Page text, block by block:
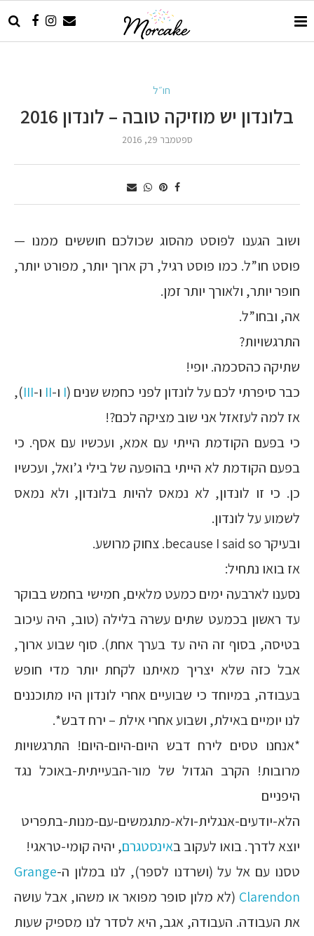
חו״ל
בלונדון יש מוזיקה טובה – לונדון 2016
ספטמבר 29, 2016
ושוב הגענו לפוסט מהסוג שכולכם חוששים ממנו —
פוסט חו”ל. כמו פוסט רגיל, רק ארוך יותר, מפורט יותר,
חופר יותר, ולאורך יותר זמן.
אה, ובחו”ל.
התרגשויות?
שתיקה כהסכמה. יופי!
כבר סיפרתי לכם על לונדון לפני כחמש שנים (I ו-II ו-III
),
אז למה לעזאזל אני שוב מציקה לכם?!
כי בפעם הקודמת הייתי עם אמא, ועכשיו עם אסף. כי
בפעם הקודמת לא הייתי בהופעה של בילי ג’ואל, ועכשיו
כן. כי זו לונדון, לא נמאס להיות בלונדון, ולא נמאס
לשמוע על לונדון.
ובעיקר because I said so. צחוק מרושע.
אז בואו נתחיל:
נסענו לארבעה ימים כמעט מלאים, חמישי בחמש בבוקר
עד ראשון בכמעט שתים עשרה בלילה (טוב, היה עיכוב
בטיסה, בסוף זה היה עד בערך אחת). סוף שבוע ארוך,
אבל כזה שלא יצריך מאיתנו לקחת יותר מדי חופש
בעבודה, במיוחד כי שבועיים אחרי לונדון היו מתוכננים
לנו יומיים באילת, ושבוע אחרי אילת – ירח דבש*.
*אנחנו טסים לירח דבש היום-היום-היום! התרגשויות
מרובות! הקרב הגדול של מור-הבעייתית-באוכל נגד
היפניים
הלא-יודעים-אנגלית-ולא-מתגמשים-עם-מנות-בתפריט
יוצא לדרך. בואו לעקוב באינסטגרם, יהיה קומי-טראגי!
טסנו עם אל על (ושרדנו לספר), לנו במלון ה-Grange
Clarendon (לא מלון סופר מפואר או משהו, אבל עושה
את העבודה. העבודה, אגב, היא לסדר לנו מספיק שעות